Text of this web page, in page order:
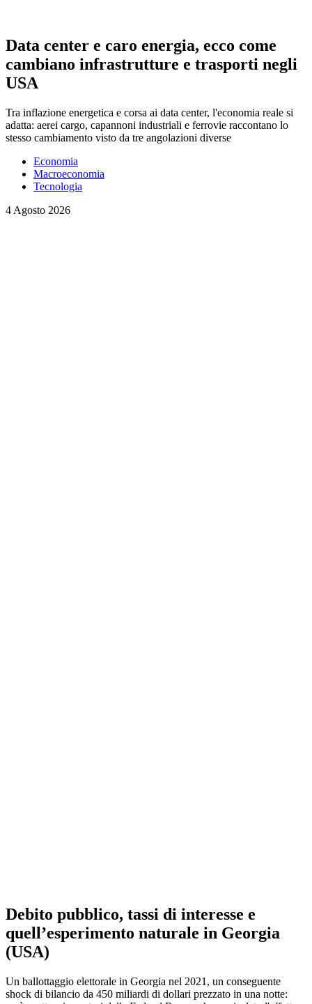
Data center e caro energia, ecco come
cambiano infrastrutture e trasporti negli
USA
Tra inflazione energetica e corsa ai data center, l'economia reale si
adatta: aerei cargo, capannoni industriali e ferrovie raccontano lo
stesso cambiamento visto da tre angolazioni diverse
Economia
Macroeconomia
Tecnologia
4 Agosto 2026
Debito pubblico, tassi di interesse e
quell’esperimento naturale in Georgia
(USA)
Un ballottaggio elettorale in Georgia nel 2021, un conseguente
shock di bilancio da 450 miliardi di dollari prezzato in una notte: